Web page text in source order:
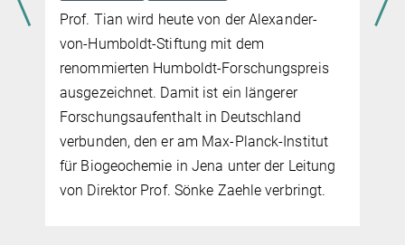
Prof. Tian wird heute von der Alexander-
von-Humboldt-Stiftung mit dem
renommierten Humboldt-Forschungspreis
ausgezeichnet. Damit ist ein längerer
Forschungsaufenthalt in Deutschland
verbunden, den er am Max-Planck-Institut
für Biogeochemie in Jena unter der Leitung
von Direktor Prof. Sönke Zaehle verbringt.